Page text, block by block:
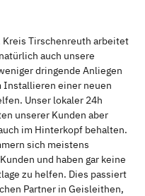
Tirschenreuth arbeitet
auch unsere
dringende Anliegen
Installieren einer neuen
Unser lokaler 24h
unserer Kunden aber
im Hinterkopf behalten.
sich meistens
und haben gar keine
zu helfen. Dies passiert
Partner in Geisleithen,